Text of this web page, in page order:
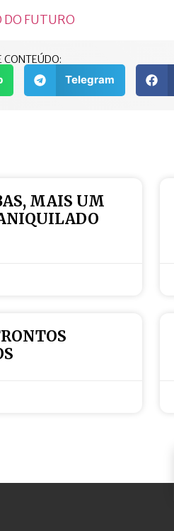
DO FUTURO
CONTEÚDO:
Telegram
MAIS UM